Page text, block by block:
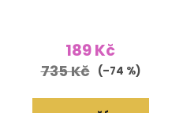
189 Kč
735 Kč (–74 %)